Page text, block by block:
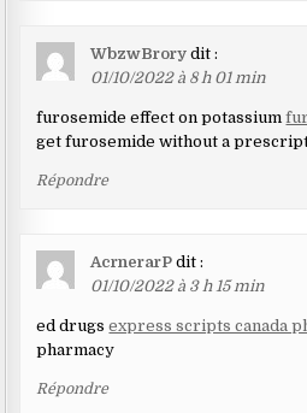
WbzwBrory dit :
01/10/2022 à 8 h 01 min
furosemide effect on potassium
get furosemide without a
Répondre
AcrnerarP dit :
01/10/2022 à 3 h 15 min
ed drugsexpress scripts canada
pharmacy
Répondre